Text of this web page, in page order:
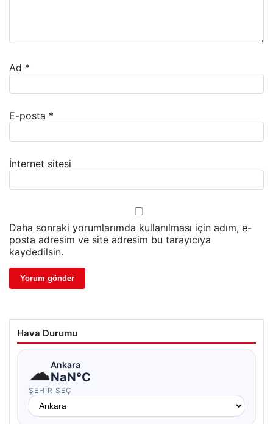
Ad *
E-posta *
İnternet sitesi
Daha sonraki yorumlarımda kullanılması için adım, e-
posta adresim ve site adresim bu tarayıcıya
kaydedilsin.
Hava Durumu
☁Ankara
NaN°C
ŞEHIR SEÇ